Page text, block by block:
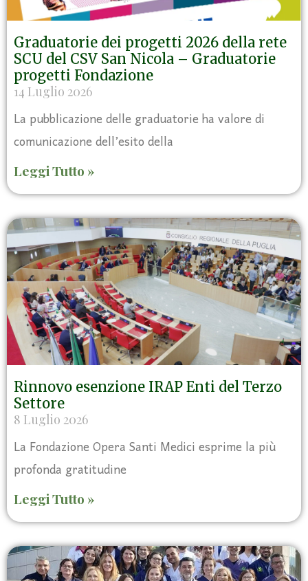
Graduatorie dei progetti 2026 della rete
SCU del CSV San Nicola – Graduatorie
progetti Fondazione
14 Luglio 2026
La pubblicazione delle graduatorie ha valore di
comunicazione dell’esito della
Leggi Tutto »
Rinnovo esenzione IRAP Enti del Terzo
Settore
8 Luglio 2026
La Fondazione Opera Santi Medici esprime la più
profonda gratitudine
Leggi Tutto »